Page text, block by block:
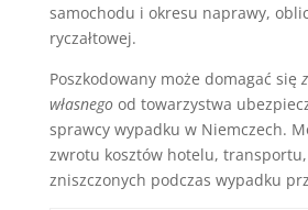
samochodu i okresu naprawy,
ryczałtowej.
Poszkodowany może domagać się
własnegood towarzystwa
sprawcy wypadku w Niemczech.
zwrotu kosztów hotelu,
zniszczonych podczas wypadku